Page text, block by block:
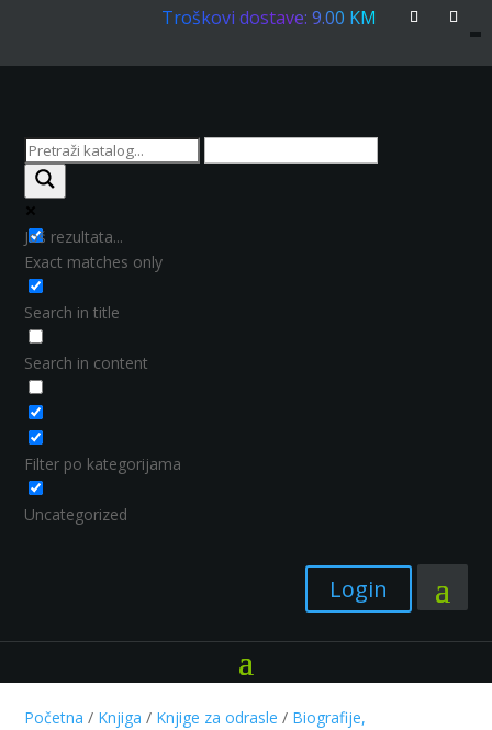
Troškovi dostave: 9.00 KM
Još rezultata...
Exact matches only
Search in title
Search in content
Filter po kategorijama
Uncategorized
Login
Početna / Knjiga / Knjige za odrasle / Biografije,